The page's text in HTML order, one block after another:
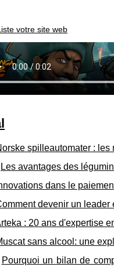
votre site web
spilleautomater :
Les avantages des
dans le
devenir un
: 20 ans d'expertise
sans alcool: une
Pourquoi un bilan de